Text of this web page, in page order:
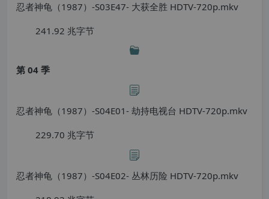
忍者神龟（1987）-S03E47- 大获全胜 HDTV-720p.mkv
241.92 兆字节
第 04 季
忍者神龟（1987）-S04E01- 劫持电视台 HDTV-720p.mkv
229.70 兆字节
忍者神龟（1987）-S04E02- 丛林历险 HDTV-720p.mkv